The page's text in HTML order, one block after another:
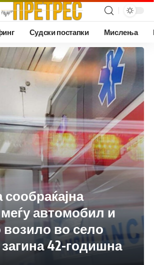
Судски постапки Мислења
автомобил и
возило во село
42-годишна